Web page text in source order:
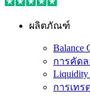
ผลิตภัณฑ์
Balance
การคัด
Liquidity
การเท